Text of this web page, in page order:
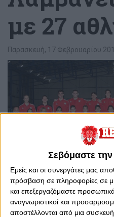
Σεβόμαστε την
Εμείς και οι συνεργάτες μας
πρόσβαση σε πληροφορίες σε
και επεξεργαζόμαστε
αναγνωριστικοί και
αποστέλλονται από μια συσκευή
με 27
Παρασκευή, 17 Φεβρουαρίου
0 0